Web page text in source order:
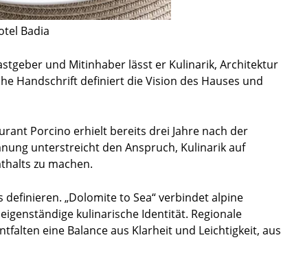
Badia
und Mitinhaber lässt er Kulinarik, Architektur
Handschrift definiert die Vision des Hauses und
Porcino erhielt bereits drei Jahre nach der
unterstreicht den Anspruch, Kulinarik auf
zu machen.
definieren. „Dolomite to Sea“ verbindet alpine
kulinarische Identität. Regionale
eine Balance aus Klarheit und Leichtigkeit, aus